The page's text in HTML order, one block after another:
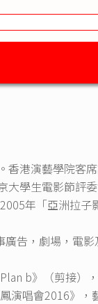
香港演藝學院客席
大學生電影節評
年「亞洲拉子
告，劇場，電影
b》（剪接）
演唱會2016》，